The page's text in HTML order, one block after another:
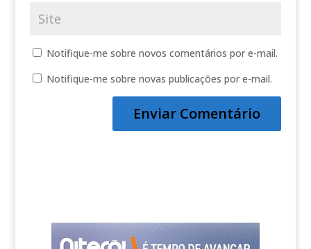
Notifique-me sobre novos comentários por e-mail.
Notifique-me sobre novas publicações por e-mail.